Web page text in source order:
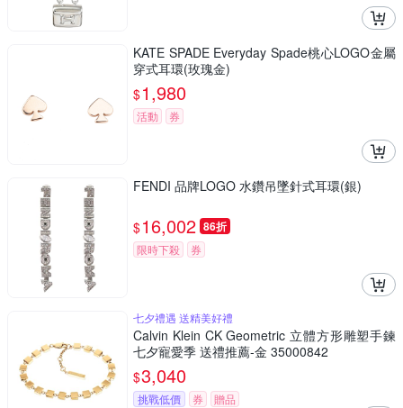
KATE SPADE Everyday Spade桃心LOGO金屬
穿式耳環(玫瑰金)
$1,980
活動 券
FENDI 品牌LOGO 水鑽吊墜針式耳環(銀)
$16,002 86折
限時下殺 券
七夕禮遇 送精美好禮
Calvin Klein CK Geometric 立體方形雕塑手鍊
七夕寵愛季 送禮推薦-金 35000842
$3,040
挑戰低價 券 贈品